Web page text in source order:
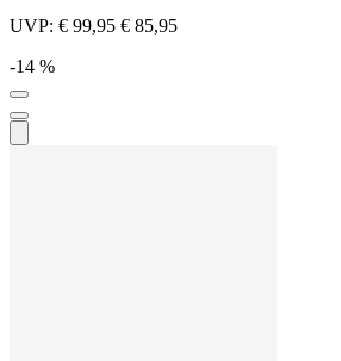
UVP: € 99,95 € 85,95
-14 %